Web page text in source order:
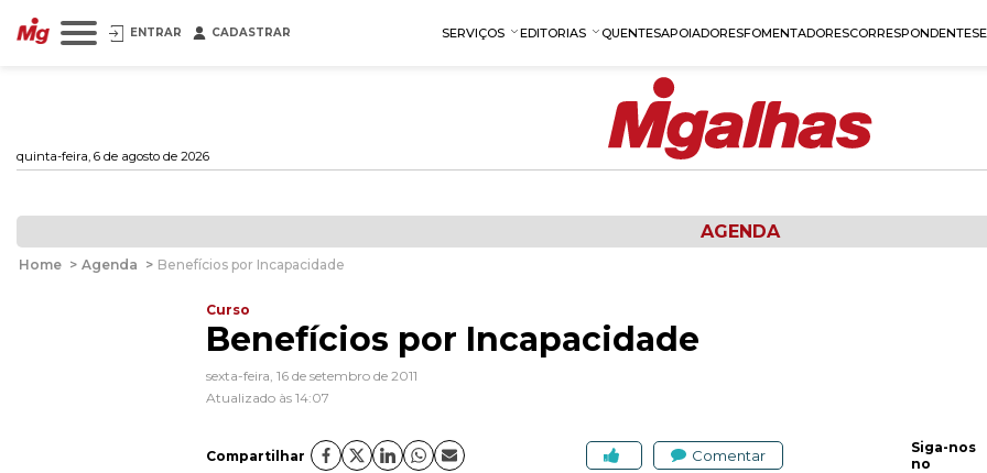
ENTRAR CADASTRAR SERVIÇOS EDITORIAS QUENTESAPOIADORESFOMENTADORESCORRESPONDENTES
quinta-feira, 6 de agosto de 2026
AGENDA
Home > Agenda > Benefícios por Incapacidade
Curso
Benefícios por Incapacidade
sexta-feira, 16 de setembro de 2011
Atualizado às 14:07
Compartilhar Comentar
Siga-nos
no